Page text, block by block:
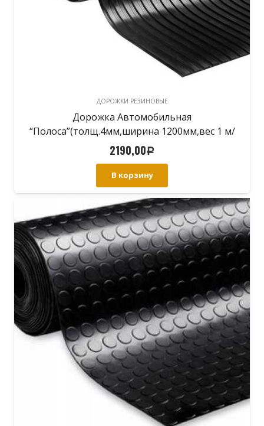
ДОРОЖКИ РЕЗИНОВЫЕ
Дорожка Автомобильная
“Полоса”(толщ.4мм,ширина 1200мм,вес 1 м/
п-5.6кг)
2190,00Р
В корзину